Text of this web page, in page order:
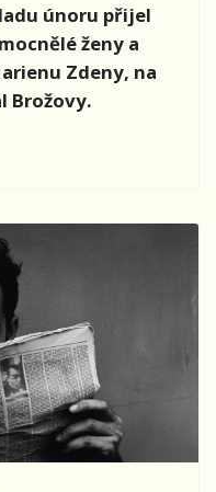
únoru přijel
ženy a
Zdeny, na
Brožovy.